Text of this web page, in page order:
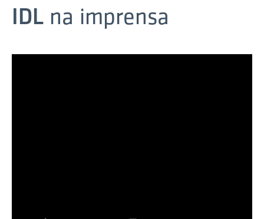
IDL na imprensa